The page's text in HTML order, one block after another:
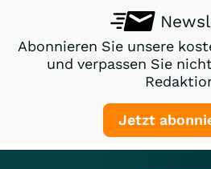
Abonnieren Sie unsere
und verpassen Sie
Jetzt